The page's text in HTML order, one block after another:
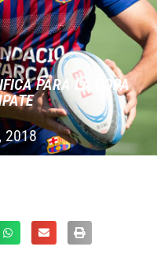
PARA LA COPA
2018